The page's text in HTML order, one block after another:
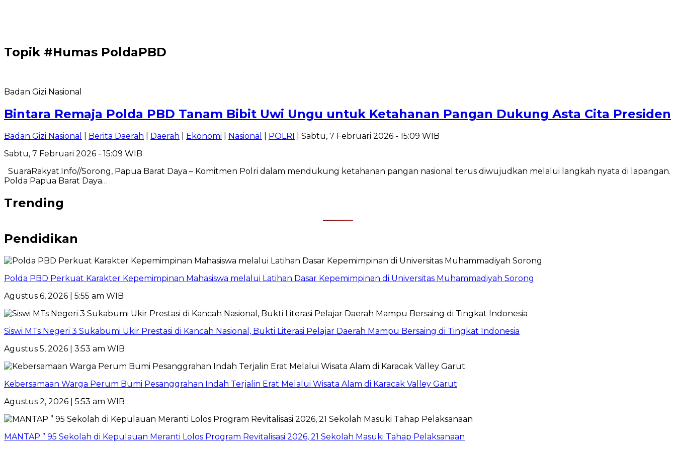
Topik #Humas PoldaPBD
Badan Gizi Nasional
Bintara Remaja Polda PBD Tanam Bibit Uwi Ungu untuk Ketahanan Pangan Dukung Asta Cita Presiden
Badan Gizi Nasional Berita Daerah Daerah Ekonomi Nasional POLRI
| Sabtu, 7 Februari 2026 - 15:09 WIB
Sabtu, 7 Februari 2026 - 15:09 WIB
SuaraRakyat.Info//Sorong, Papua Barat Daya – Komitmen Polri dalam mendukung ketahanan pangan nasional terus diwujudkan melalui langkah nyata di lapangan.
Polda Papua Barat Daya…
Trending
Pendidikan
Polda PBD Perkuat Karakter Kepemimpinan Mahasiswa melalui Latihan Dasar Kepemimpinan di Universitas Muhammadiyah Sorong
Agustus 6, 2026 | 5:55 am WIB
Siswi MTs Negeri 3 Sukabumi Ukir Prestasi di Kancah Nasional, Bukti Literasi Pelajar Daerah Mampu Bersaing di Tingkat Indonesia
Agustus 5, 2026 | 3:53 am WIB
Kebersamaan Warga Perum Bumi Pesanggrahan Indah Terjalin Erat Melalui Wisata Alam di Karacak Valley Garut
Agustus 2, 2026 | 5:53 am WIB
MANTAP ” 95 Sekolah di Kepulauan Meranti Lolos Program Revitalisasi 2026, 21 Sekolah Masuki Tahap Pelaksanaan